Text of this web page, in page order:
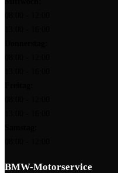
BMW-Motorservice